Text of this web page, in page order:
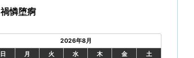
禍憐堕痾
2026年8月
日
月 火 水 木 金
土